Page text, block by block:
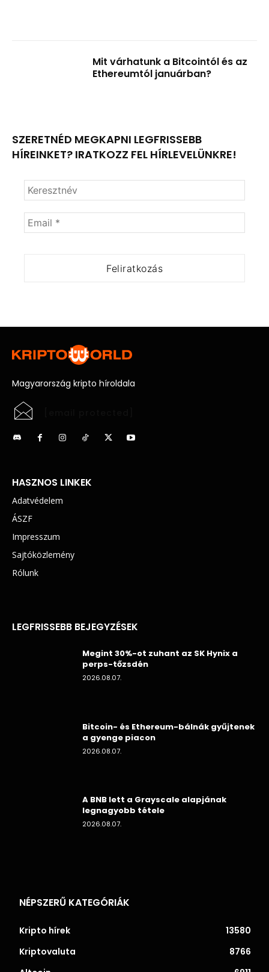
Mit várhatunk a Bitcointól és az
Ethereumtól januárban?
SZERETNÉD MEGKAPNI LEGFRISSEBB
HÍREINKET? IRATKOZZ FEL HÍRLEVELÜNKRE!
Magyarország kripto híroldala
HASZNOS LINKEK
Adatvédelem
ÁSZF
Impresszum
Sajtóközlemény
Rólunk
LEGFRISSEBB BEJEGYZÉSEK
Megint 30%-ot zuhant az SK Hynix a
perps-tőzsdén
2026.08.07.
Bitcoin- és Ethereum-bálnák gyűjtenek
a gyenge piacon
2026.08.07.
A BNB lett a Grayscale alapjának
legnagyobb tétele
2026.08.07.
NÉPSZERŰ KATEGÓRIÁK
Kripto hírek
13580
Kriptovaluta
8766